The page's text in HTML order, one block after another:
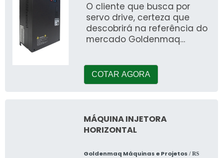
O cliente que busca por
servo drive, certeza que
descobrirá na referência do
mercado Goldenmaq
ma
COTAR AGORA
MÁQUINA INJETORA
HORIZONTAL
Goldenmaq Máquinas e Projetos / RS